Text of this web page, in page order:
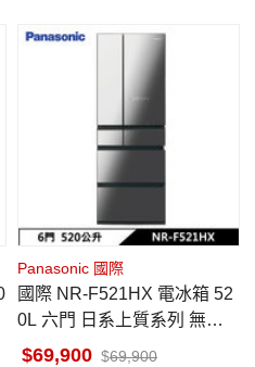
Panasonic 國際
國際 NR-F521HX 電冰箱 52
0L 六門 日系上質系列 無邊
框鏡面/玻璃 鑽石黑 日本原裝
69,900 69,900